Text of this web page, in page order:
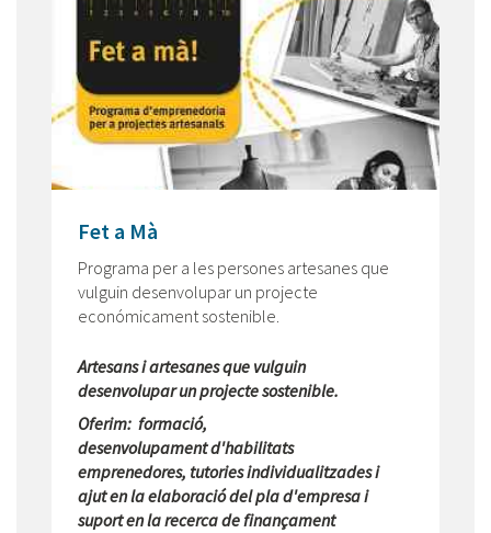
Fet a Mà
Programa per a les persones artesanes que
vulguin desenvolupar un projecte
económicament sostenible.
Artesans i artesanes que vulguin
desenvolupar un projecte sostenible.
Oferim: formació,
desenvolupament d'habilitats
emprenedores, tutories individualitzades i
ajut en la elaboració del pla d'empresa i
suport en la recerca de finançament